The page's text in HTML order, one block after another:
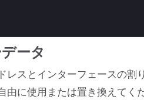
ータ
スとインターフェースの割
に使用または置き換えてく